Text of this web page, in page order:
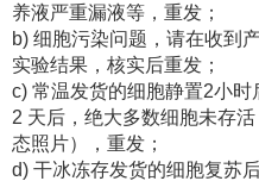
养液严重漏液等，重发；
b) 细胞污染问题，请在收到
实验结果，核实后重发；
c) 常温发货的细胞静置2小
2 天后，绝大多数细胞未存
态照片），重发；
d) 干冰冻存发货的细胞复苏